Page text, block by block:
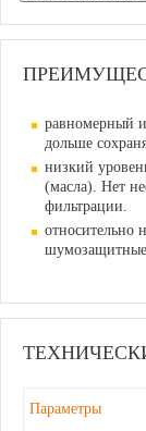
равномерный
дольше
низкий
(масла). Нет
фильтрации.
относительно
шумозащитные
Параметры